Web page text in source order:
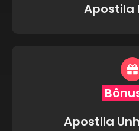
Apostila
Apostila